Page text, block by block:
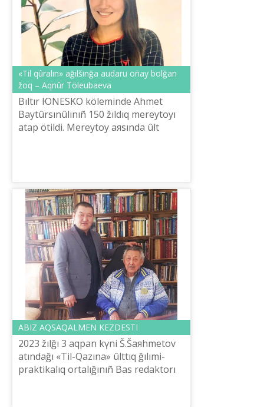
«Tіl qûralın» ağılšınğa audaru oñay bolğan
žoq – Aqnûr Töleubaeva
Bıltır ЮNESKO kölemіnde Ahmet
Baytûrsınûlınıñ 150 žıldıq mereytoyı
atap ötіldі. Mereytoy aяsında ûlt
ABIZ AQSAQALMEN KEZDESTІ
2023 žılğı 3 aqpan kүnі Š.Šaяhmetov
atındağı «Tіl-Qazına» ûlttıq ğılımi-
praktikalıq ortalığınıñ Bas redaktorı